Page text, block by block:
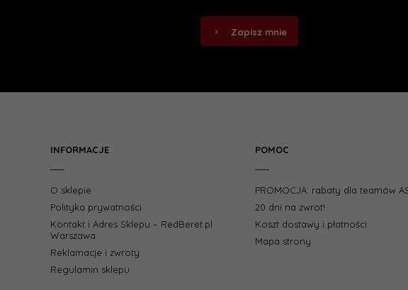
Zapisz mnie
INFORMACJE
O sklepie
Polityka prywatności
Kontakt i Adres Sklepu – RedBeret.pl
Warszawa
Reklamacje i zwroty
Regulamin sklepu
POMOC
PROMOCJA: rabaty dla teamów
20 dni na zwrot!
Koszt dostawy i płatności
Mapa strony